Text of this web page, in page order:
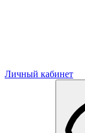
Личный кабинет